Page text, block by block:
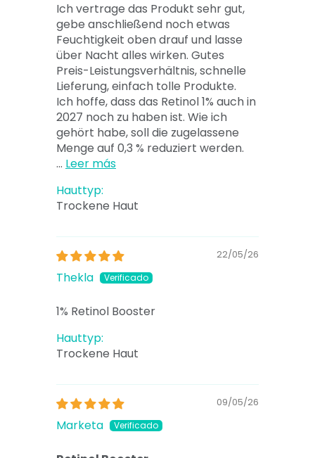
Ich vertrage das Produkt sehr gut,
gebe anschließend noch etwas
Feuchtigkeit oben drauf und lasse
über Nacht alles wirken. Gutes
Preis-Leistungsverhältnis, schnelle
Lieferung, einfach tolle Produkte.
Ich hoffe, dass das Retinol 1% auch in
2027 noch zu haben ist. Wie ich
gehört habe, soll die zugelassene
Menge auf 0,3 % reduziert werden.
... Leer más
Hauttyp:
Trockene Haut
22/05/26
Thekla
1% Retinol Booster
Hauttyp:
Trockene Haut
09/05/26
Marketa